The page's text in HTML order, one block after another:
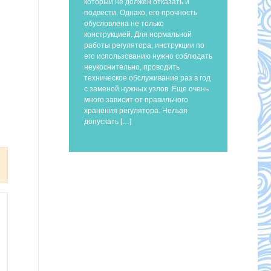
подвести. Однако, его прочность
обусловлена не только
конструкцией. Для нормальной
работы регулятора, инструкции по
его использованию нужно соблюдать
неукоснительно, проводить
техническое обслуживание раз в год
с заменой нужных узлов. Еще очень
много зависит от правильного
хранения регулятора. Нельзя
допускать […]